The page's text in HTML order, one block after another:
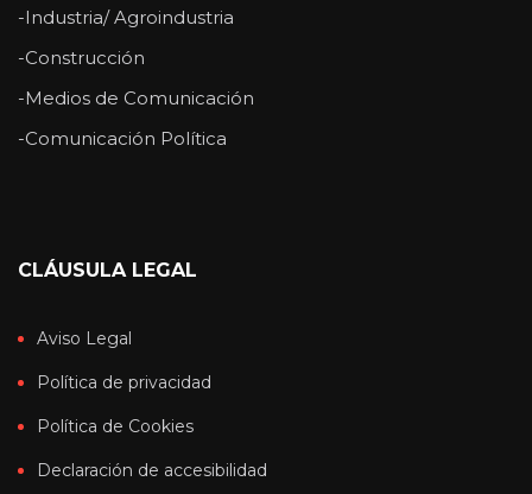
-Industria/ Agroindustria
-Construcción
-Medios de Comunicación
-Comunicación Política
CLÁUSULA LEGAL
Aviso Legal
Política de privacidad
Política de Cookies
Declaración de accesibilidad